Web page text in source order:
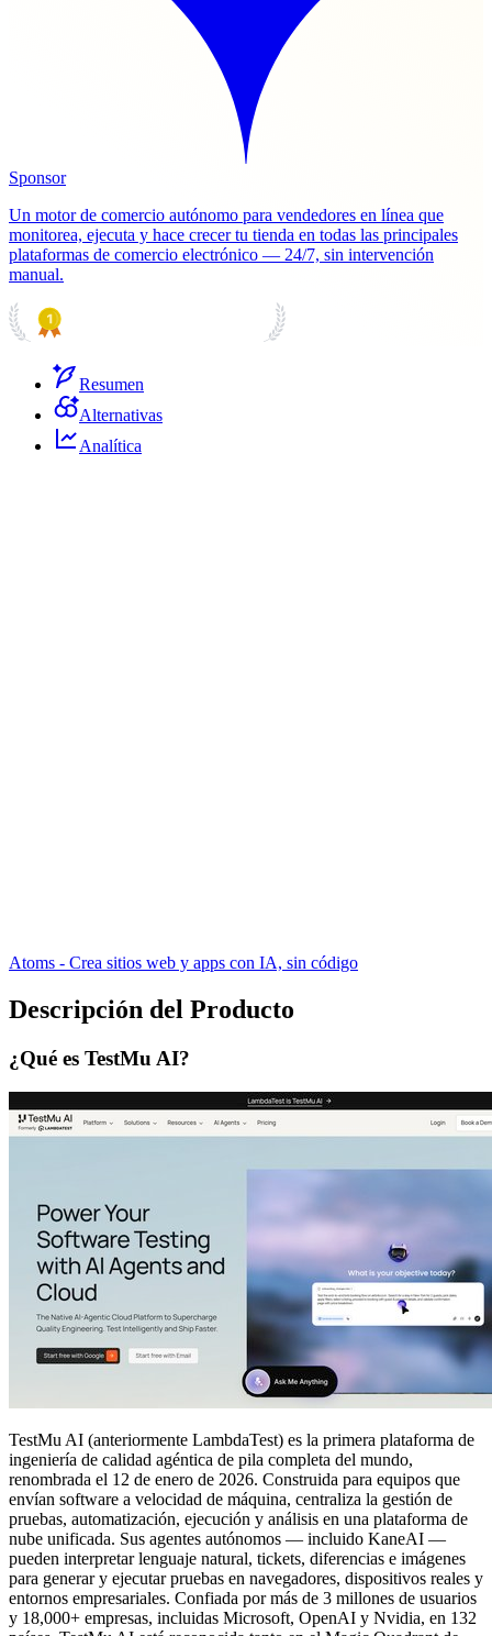
Sponsor
Un motor de comercio autónomo para vendedores en línea que
monitorea, ejecuta y hace crecer tu tienda en todas las principales
plataformas de comercio electrónico — 24/7, sin intervención
manual.
Resumen
Alternativas
Analítica
Atoms - Crea sitios web y apps con IA, sin código
Descripción del Producto
¿Qué es TestMu AI?
TestMu AI (anteriormente LambdaTest) es la primera plataforma de
ingeniería de calidad agéntica de pila completa del mundo,
renombrada el 12 de enero de 2026. Construida para equipos que
envían software a velocidad de máquina, centraliza la gestión de
pruebas, automatización, ejecución y análisis en una plataforma de
nube unificada. Sus agentes autónomos — incluido KaneAI —
pueden interpretar lenguaje natural, tickets, diferencias e imágenes
para generar y ejecutar pruebas en navegadores, dispositivos reales y
entornos empresariales. Confiada por más de 3 millones de usuarios
y 18,000+ empresas, incluidas Microsoft, OpenAI y Nvidia, en 132